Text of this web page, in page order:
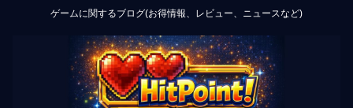
ゲームに関するブログ(お得情報、レビュー、ニュースなど)